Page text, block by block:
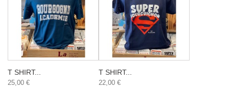
T SHIRT...
25,00 €
T SHIRT...
22,00 €